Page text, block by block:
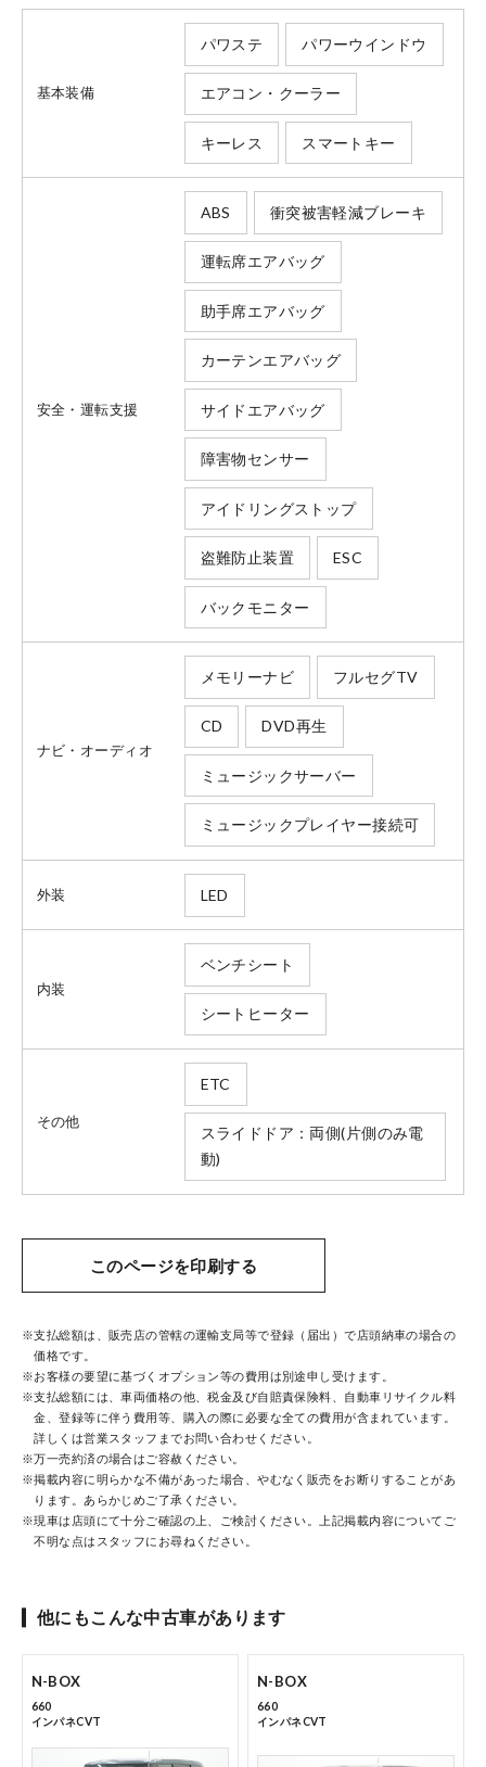
会社情報
法人のお客様へ
お引越しのお客様へ
サイトご利用にあたって
点検・整備のご予約
各店舗へのお問い合わせ
基本装備
パワステ パワーウインドウ
エアコン・クーラー
キーレス スマートキー
安全・運転支援
ABS 衝突被害軽減ブレーキ
運転席エアバッグ
助手席エアバッグ
カーテンエアバッグ
サイドエアバッグ
障害物センサー
アイドリングストップ
盗難防止装置 ESC
バックモニター
ナビ・オーディオ
メモリーナビ フルセグTV
CD DVD再生
ミュージックサーバー
ミュージックプレイヤー接続可
外装 LED
内装
ベンチシート
シートヒーター
その他
ETC
スライドドア：両側(片側のみ電
動)
このページを印刷する
※支払総額は、販売店の管轄の運輸支局等で登録（届出）で店頭納車の場合の
価格です。
※お客様の要望に基づくオプション等の費用は別途申し受けます。
※支払総額には、車両価格の他、税金及び自賠責保険料、自動車リサイクル料
金、登録等に伴う費用等、購入の際に必要な全ての費用が含まれています。
詳しくは営業スタッフまでお問い合わせください。
※万一売約済の場合はご容赦ください。
※掲載内容に明らかな不備があった場合、やむなく販売をお断りすることがあ
ります。あらかじめご了承ください。
※現車は店頭にて十分ご確認の上、ご検討ください。上記掲載内容についてご
不明な点はスタッフにお尋ねください。
他にもこんな中古車があります
N-BOX
660
インパネCVT
N-BOX
660
インパネCVT